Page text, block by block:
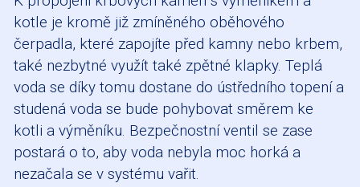
kotle je kromě již zmíněného oběhového
čerpadla, které zapojíte před kamny nebo krbem,
také nezbytné využít také zpětné klapky. Teplá
voda se díky tomu dostane do ústředního topení a
studená voda se bude pohybovat směrem ke
kotli a výměníku. Bezpečnostní ventil se zase
postará o to, aby voda nebyla moc horká a
nezačala se v systému vařit.